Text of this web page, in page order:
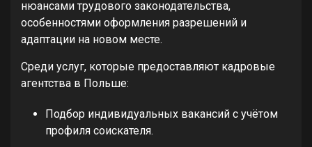
нюансами трудового законодательства,
особенностями оформления разрешений и
адаптации на новом месте.
Среди услуг, которые предоставляют кадровые
агентства в Польше:
Подбор индивидуальных вакансий с учётом
профиля соискателя.